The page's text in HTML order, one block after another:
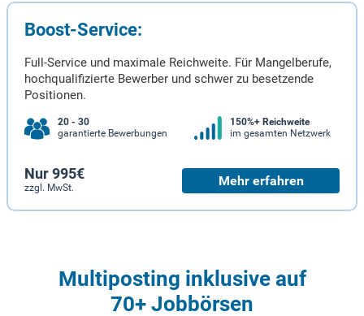
Boost-Service:
Full-Service und maximale Reichweite. Für Mangelberufe,
hochqualifizierte Bewerber und schwer zu besetzende
Positionen.
20 - 30
garantierte Bewerbungen
150%+ Reichweite
im gesamten Netzwerk
Nur 995€
zzgl. MwSt. Mehr erfahren
Multiposting inklusive auf
70+ Jobbörsen